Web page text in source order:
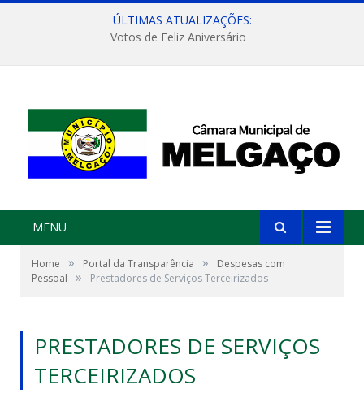
ÚLTIMAS ATUALIZAÇÕES:
Votos de Feliz Aniversário
MENU
Home » Portal da Transparência »
Despesas com
Pessoal
» Prestadores de Serviços Terceirizados
PRESTADORES DE SERVIÇOS
TERCEIRIZADOS